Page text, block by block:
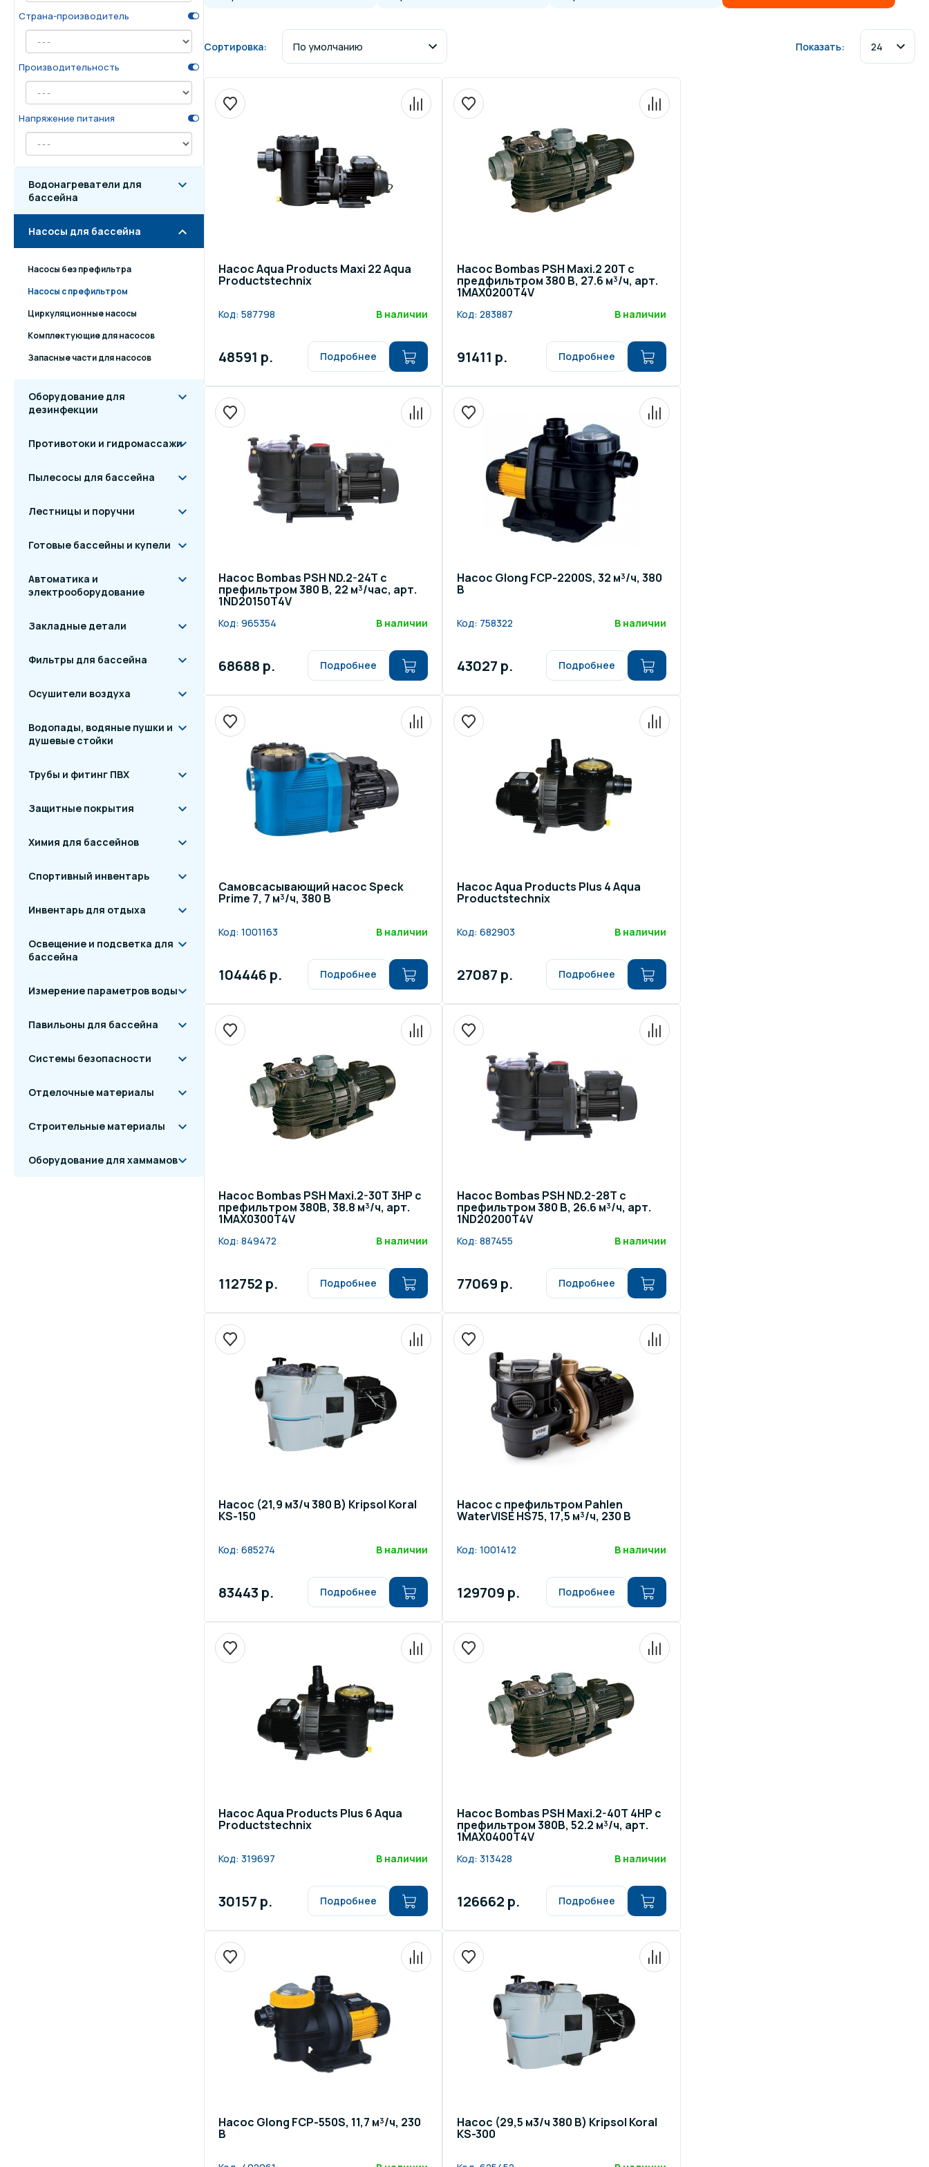
Инвентарь для отдыха Павильоны для бассейна
Отделочные материалы Строительные материалы
Страна-производитель
Производительность
Напряжение питания
Водонагреватели для
бассейна
Насосы для бассейна
Насосы без префильтра
Насосы с префильтром
Циркуляционные насосы
Комплектующие для насосов
Запасные части для насосов
Оборудование для
дезинфекции
Противотоки и гидромассажи
Пылесосы для бассейна
Лестницы и поручни
Готовые бассейны и купели
Автоматика и
электрооборудование
Закладные детали
Фильтры для бассейна
Осушители воздуха
Водопады, водяные пушки и
душевые стойки
Трубы и фитинг ПВХ
Защитные покрытия
Химия для бассейнов
Спортивный инвентарь
Инвентарь для отдыха
Освещение и подсветка для
бассейна
Измерение параметров воды
Павильоны для бассейна
Системы безопасности
Отделочные материалы
Строительные материалы
Оборудование для хаммамов
Сортировка: Показать:
Насос Aqua Products Maxi 22 Aqua
Productstechnix
Код: 587798 В наличии
48591 р. Подробнее
Насос Bombas PSH Maxi.2 20T с
предфильтром 380 В, 27.6 м³/ч, арт.
1MAX0200T4V
Код: 283887 В наличии
91411 р. Подробнее
Насос Bombas PSH ND.2-24T c
префильтром 380 В, 22 м³/час, арт.
1ND20150T4V
Код: 965354 В наличии
68688 р. Подробнее
Насос Glong FCP-2200S, 32 м³/ч, 380
В
Код: 758322 В наличии
43027 р. Подробнее
Самовсасывающий насос Speck
Prime 7, 7 м³/ч, 380 В
Код: 1001163 В наличии
104446 р. Подробнее
Насос Aqua Products Plus 4 Aqua
Productstechnix
Код: 682903 В наличии
27087 р. Подробнее
Насос Bombas PSH Maxi.2-30T 3HP c
префильтром 380В, 38.8 м³/ч, арт.
1MAX0300T4V
Код: 849472 В наличии
112752 р. Подробнее
Насос Bombas PSH ND.2-28T с
префильтром 380 B, 26.6 м³/ч, арт.
1ND20200T4V
Код: 887455 В наличии
77069 р. Подробнее
Насос (21,9 м3/ч 380 В) Kripsol Koral
KS-150
Код: 685274 В наличии
83443 р. Подробнее
Насос с префильтром Pahlen
WaterVISE HS75, 17,5 м³/ч, 230 В
Код: 1001412 В наличии
129709 р. Подробнее
Насос Aqua Products Plus 6 Aqua
Productstechnix
Код: 319697 В наличии
30157 р. Подробнее
Насос Bombas PSH Maxi.2-40T 4HP c
префильтром 380В, 52.2 м³/ч, арт.
1MAX0400T4V
Код: 313428 В наличии
126662 р. Подробнее
Насос Glong FCP-550S, 11,7 м³/ч, 230
В
Насос (29,5 м3/ч 380 В) Kripsol Koral
KS-300